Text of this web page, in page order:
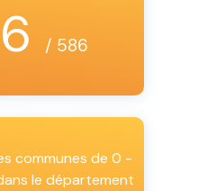
/ 586
communes de 0 -
le département